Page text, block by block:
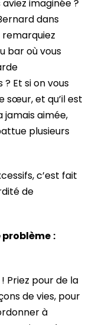
imaginée ?
dans
bar où vous
Et si on vous
sœur, et qu’il est
jamais aimée,
plusieurs
c’est fait
de
problème :
Priez pour de la
de vies, pour
à